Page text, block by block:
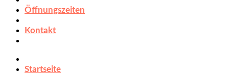
Öffnungszeiten
Kontakt
Startseite